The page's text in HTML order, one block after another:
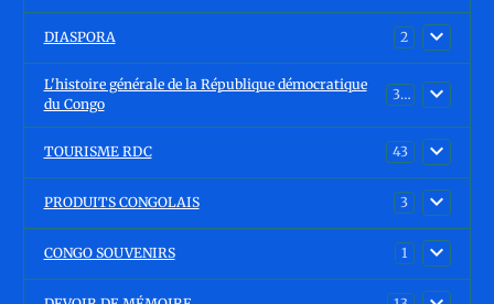
DIASPORA 2
L'histoire générale de la République démocratique
du Congo
30
TOURISME RDC 43
PRODUITS CONGOLAIS 3
CONGO SOUVENIRS 1